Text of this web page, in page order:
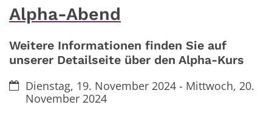
Alpha-Abend
Weitere Informationen finden Sie auf
unserer Detailseite über den Alpha-Kurs
Datum:
Dienstag, 19. November 2024 - Mittwoch, 20.
November 2024